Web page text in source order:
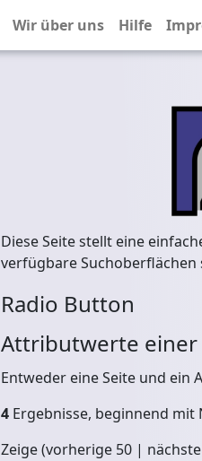
Wir über uns Hilfe
Diese Seite stellt eine
verfügbare Suchoberflächen
Radio Button
Attributwerte einer
Entweder eine Seite und
4 Ergebnisse, beginnend mit
Zeige (vorherige 50 |